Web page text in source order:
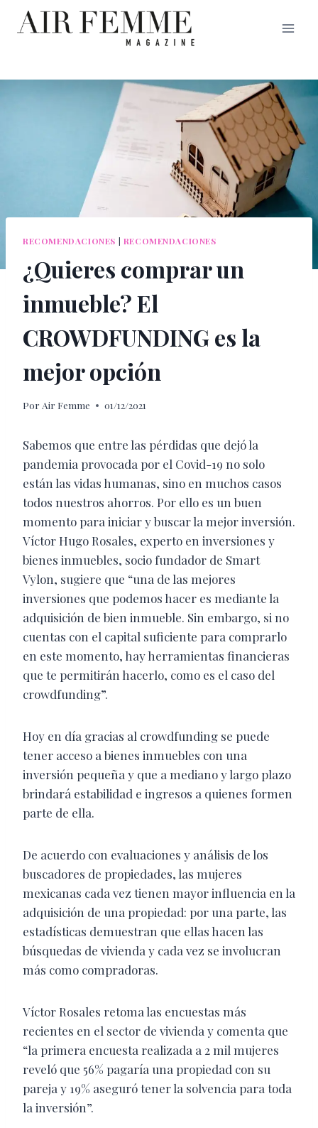
Saltar
RECOMENDACIONES | RECOMENDACIONES
¿Quieres comprar un
inmueble? El
CROWDFUNDING es la
mejor opción
Por Air Femme 01/12/2021
Sabemos que entre las pérdidas que dejó la
pandemia provocada por el Covid-19 no solo
están las vidas humanas, sino en muchos casos
todos nuestros ahorros. Por ello es un buen
momento para iniciar y buscar la mejor inversión.
Víctor Hugo Rosales, experto en inversiones y
bienes inmuebles, socio fundador de Smart
Vylon, sugiere que “una de las mejores
inversiones que podemos hacer es mediante la
adquisición de bien inmueble. Sin embargo, si no
cuentas con el capital suficiente para comprarlo
en este momento, hay herramientas financieras
que te permitirán hacerlo, como es el caso del
crowdfunding”.
Hoy en día gracias al crowdfunding se puede
tener acceso a bienes inmuebles con una
inversión pequeña y que a mediano y largo plazo
brindará estabilidad e ingresos a quienes formen
parte de ella.
De acuerdo con evaluaciones y análisis de los
buscadores de propiedades, las mujeres
mexicanas cada vez tienen mayor influencia en la
adquisición de una propiedad: por una parte, las
estadísticas demuestran que ellas hacen las
búsquedas de vivienda y cada vez se involucran
más como compradoras.
Víctor Rosales retoma las encuestas más
recientes en el sector de vivienda y comenta que
“la primera encuesta realizada a 2 mil mujeres
reveló que 56% pagaría una propiedad con su
pareja y 19% aseguró tener la solvencia para toda
la inversión”.